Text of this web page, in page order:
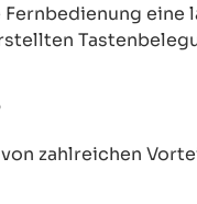
eine
zahlreichen